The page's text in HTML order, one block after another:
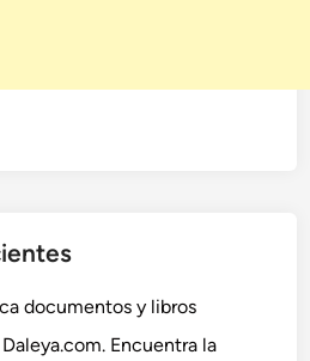
documentos y libros
Daleya.com. Encuentra la